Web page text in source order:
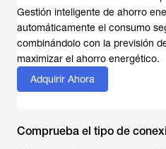
Gestión inteligente de ahorro
automáticamente el consumo
combinándolo con la previsión
maximizar el ahorro energético.
Adquirir Ahora
Comprueba el tipo de